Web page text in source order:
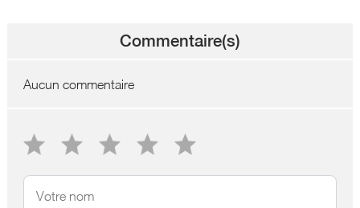
Commentaire(s)
Aucun commentaire